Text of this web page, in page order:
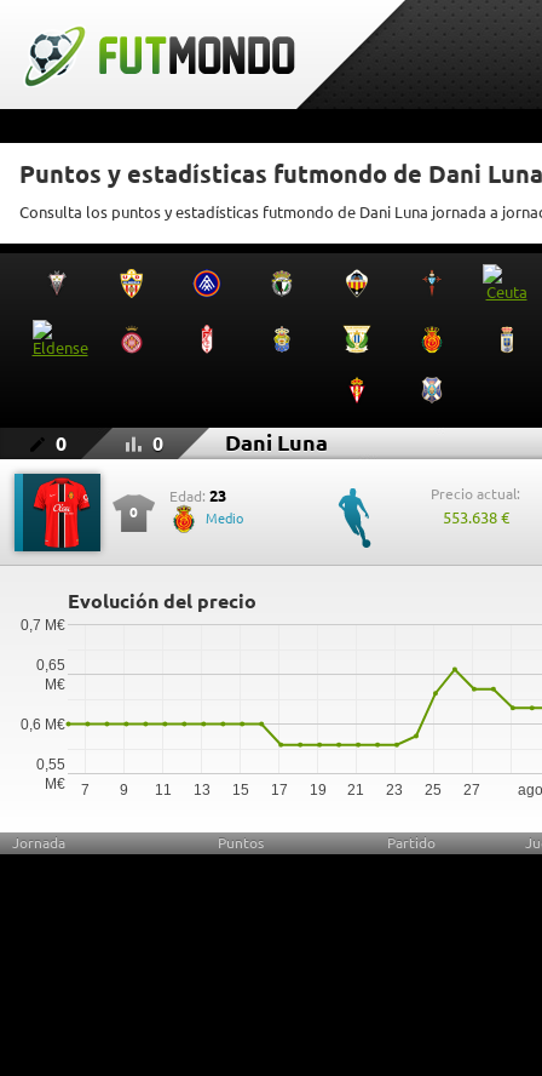
Puntos y estadísticas futmondo de Dani Luna
Consulta los puntos y estadísticas futmondo de Dani Luna jornada a
0 0 Dani Luna
0
Edad: 23
Medio
Precio actual:
553.638 €
Evolución del precio
7 9 11 13 15 17 19 21 23 25 27
0,55
M€
0,6 M€
0,65
M€
0,7 M€
Jornada Puntos Partido